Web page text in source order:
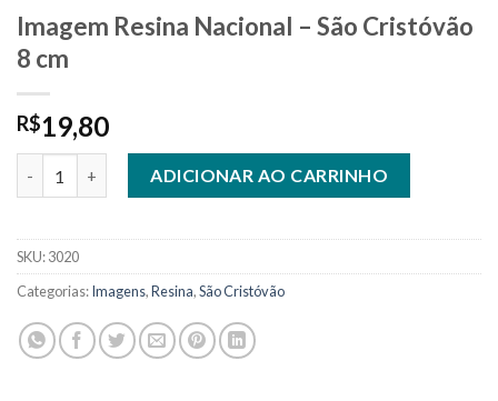
Imagem Resina Nacional – São Cristóvão
8 cm
R$19,80
ADICIONAR AO CARRINHO
SKU:3020
Categorias:Imagens,Resina,São Cristóvão